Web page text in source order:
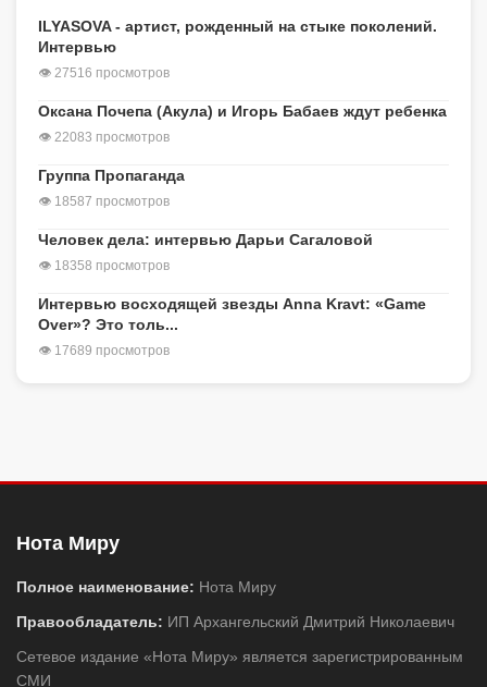
ILYASOVA - артист, рожденный на стыке поколений.
Интервью
👁 27516 просмотров
Оксана Почепа (Акула) и Игорь Бабаев ждут ребенка
👁 22083 просмотров
Группа Пропаганда
👁 18587 просмотров
Человек дела: интервью Дарьи Сагаловой
👁 18358 просмотров
Интервью восходящей звезды Anna Kravt: «Game
Over»? Это толь...
👁 17689 просмотров
Нота Миру
Полное наименование: Нота Миру
Правообладатель: ИП Архангельский Дмитрий Николаевич
Сетевое издание «Нота Миру» является зарегистрированным
СМИ